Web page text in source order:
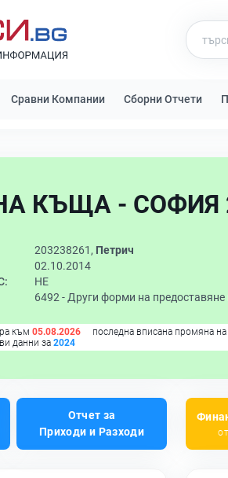
Сравни Компании Сборни Отчети
КЪЩА - СОФИЯ
203238261, Петрич
02.10.2014
НЕ
6492 - Други форми на предоставяне
към 05.08.2026 последна вписана промяна на
данни за 2024
Отчет за
Приходи и Разходи